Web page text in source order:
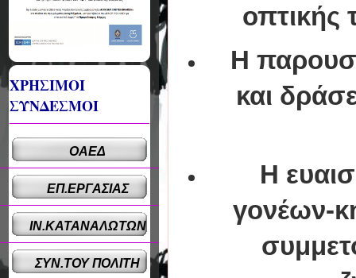
οπτικής
Η
και
Η
γονέων-
ΧΡΗΣΙΜΟΙ
ΣΥΝΔΕΣΜΟΙ
ΟΑΕΔ
ΕΠ.ΕΡΓΑΣΙΑΣ
ΙΝ.ΚΑΤΑΝΑΛΩΤΩΝ
ΣΥΝ.ΤΟΥ ΠΟΛΙΤΗ